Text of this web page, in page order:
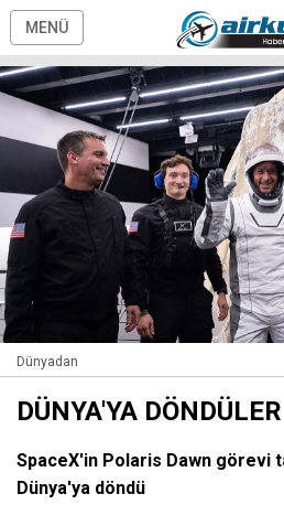
MENÜ
Dünyadan
DÜNYA'YA DÖNDÜLER
SpaceX'in Polaris Dawn görevi
Dünya'ya döndü